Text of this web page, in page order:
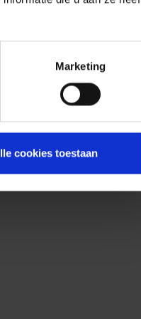
Marketing
cookies toestaan